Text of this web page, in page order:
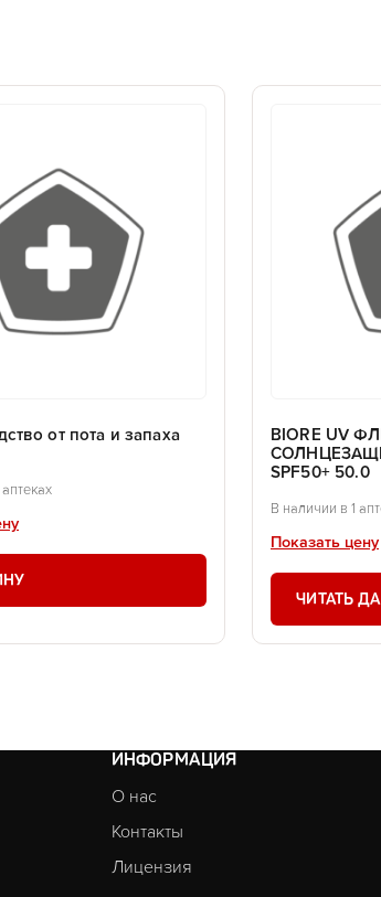
от пота и запаха
BIORE UV
SPF50+ 50.0
В наличии в 1
Показать цену
ЧИТАТЬ
ИНФОРМАЦИЯ
О нас
Контакты
Лицензия